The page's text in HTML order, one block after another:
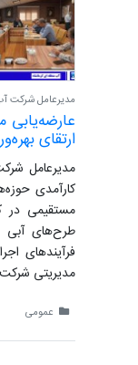
مدیرعامل شرکت
عارضه‌یابی
ارتقای
مدیرعامل
کارآمدی
مستقیمی در
طرح‌های آبی
فرآیندهای
مدیریتی
عمومی